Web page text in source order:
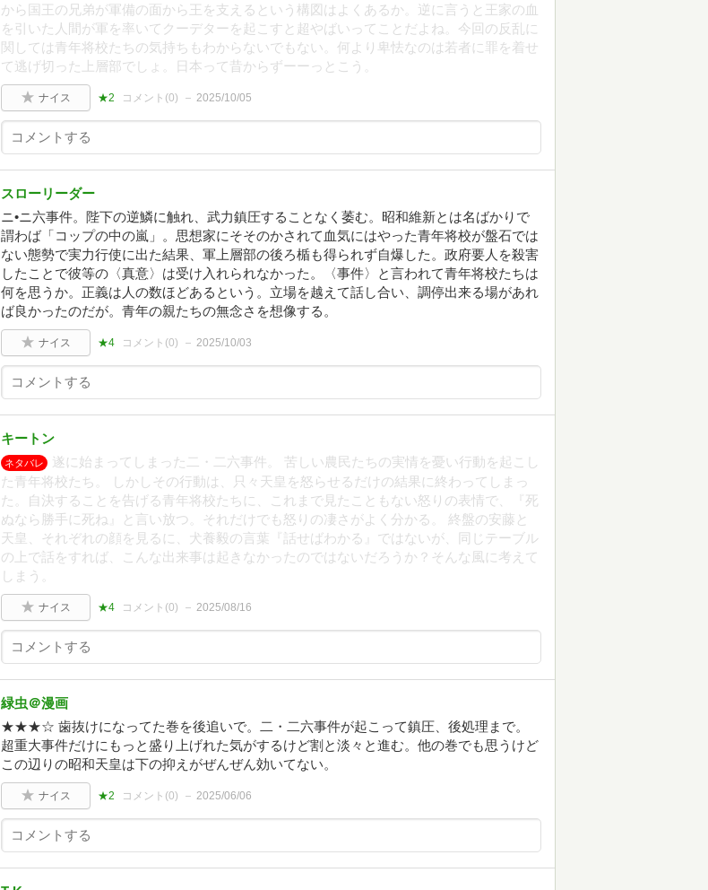
から国王の兄弟が軍備の面から王を支えるという構図はよくあるか。逆に言うと王家の血
を引いた人間が軍を率いてクーデターを起こすと超やばいってことだよね。今回の反乱に
関しては青年将校たちの気持ちもわからないでもない。何より卑怯なのは若者に罪を着せ
て逃げ切った上層部でしょ。日本って昔からずーーっとこう。
ナイス ★2 コメント(0) 2025/10/05
スローリーダー
ニ•ニ六事件。陛下の逆鱗に触れ、武力鎮圧することなく萎む。昭和維新とは名ばかりで
謂わば「コップの中の嵐」。思想家にそそのかされて血気にはやった青年将校が盤石では
ない態勢で実力行使に出た結果、軍上層部の後ろ楯も得られず自爆した。政府要人を殺害
したことで彼等の〈真意〉は受け入れられなかった。〈事件〉と言われて青年将校たちは
何を思うか。正義は人の数ほどあるという。立場を越えて話し合い、調停出来る場があれ
ば良かったのだが。青年の親たちの無念さを想像する。
ナイス ★4 コメント(0) 2025/10/03
キートン
ネタバレ
遂に始まってしまった二・二六事件。 苦しい農民たちの実情を憂い行動を起こし
た青年将校たち。 しかしその行動は、只々天皇を怒らせるだけの結果に終わってしまっ
た。自決することを告げる青年将校たちに、これまで見たこともない怒りの表情で、『死
ぬなら勝手に死ね』と言い放つ。それだけでも怒りの凄さがよく分かる。 終盤の安藤と
天皇、それぞれの顔を見るに、犬養毅の言葉『話せばわかる』ではないが、同じテーブル
の上で話をすれば、こんな出来事は起きなかったのではないだろうか？そんな風に考えて
しまう。
ナイス ★4 コメント(0) 2025/08/16
緑虫＠漫画
★★★☆ 歯抜けになってた巻を後追いで。二・二六事件が起こって鎮圧、後処理まで。
超重大事件だけにもっと盛り上げれた気がするけど割と淡々と進む。他の巻でも思うけど
この辺りの昭和天皇は下の抑えがぜんぜん効いてない。
ナイス ★2 コメント(0) 2025/06/06